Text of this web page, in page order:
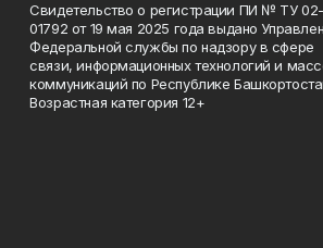
Свидетельство о регистрации ПИ № ТУ 02-
01792 от 19 мая 2025 года выдано
Федеральной службы по надзору в сфере
связи, информационных технологий и
коммуникаций по Республике
Возрастная категория 12+